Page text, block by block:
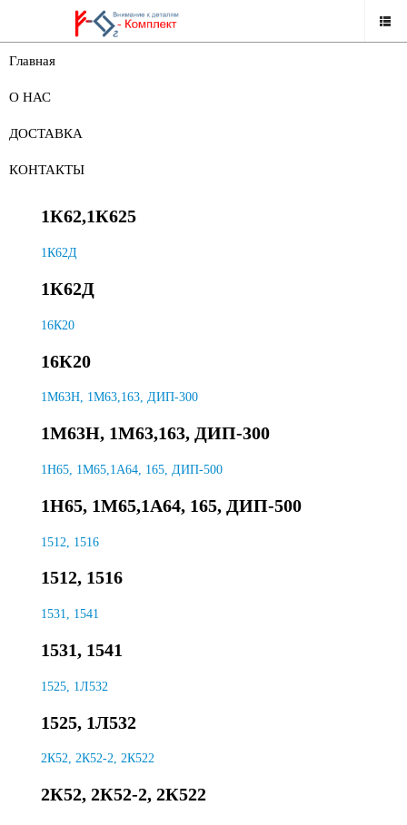
Главная
О НАС
ДОСТАВКА
КОНТАКТЫ
НАШ КАТАЛОГ
ЗАПАСНЫЕ ЧАСТИ К СТАНКАМ
1К62,1К625
1К62Д
1К62Д
16К20
16К20
1М63Н, 1М63,163, ДИП-300
1М63Н, 1М63,163, ДИП-300
1Н65, 1М65,1А64, 165, ДИП-500
1Н65, 1М65,1А64, 165, ДИП-500
1512, 1516
1512, 1516
1531, 1541
1531, 1541
1525, 1Л532
1525, 1Л532
2К52, 2К52-2, 2К522
2К52, 2К52-2, 2К522